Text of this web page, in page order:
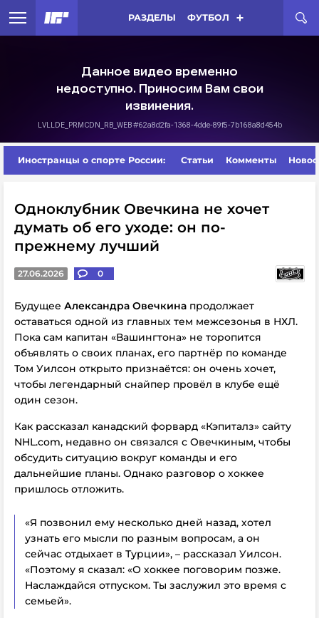
РАЗДЕЛЫ ФУТБОЛ
Иностранцы о спорте России: Статьи Комменты
Одноклубник Овечкина не хочет
думать об его уходе: он по-
прежнему лучший
27.06.2026 0
Будущее Александра Овечкина продолжает
оставаться одной из главных тем межсезонья в НХЛ.
Пока сам капитан «Вашингтона» не торопится
объявлять о своих планах, его партнёр по команде
Том Уилсон открыто признаётся: он очень хочет,
чтобы легендарный снайпер провёл в клубе ещё
один сезон.
Как рассказал канадский форвард «Кэпиталз» сайту
NHL.com, недавно он связался с Овечкиным, чтобы
обсудить ситуацию вокруг команды и его
дальнейшие планы. Однако разговор о хоккее
пришлось отложить.
«Я позвонил ему несколько дней назад, хотел
узнать его мысли по разным вопросам, а он
сейчас отдыхает в Турции», – рассказал Уилсон.
«Поэтому я сказал: «О хоккее поговорим позже.
Наслаждайся отпуском. Ты заслужил это время с
семьей».